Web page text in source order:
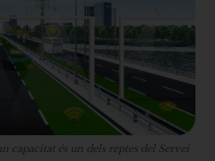
capacitat és un dels reptes del Servei